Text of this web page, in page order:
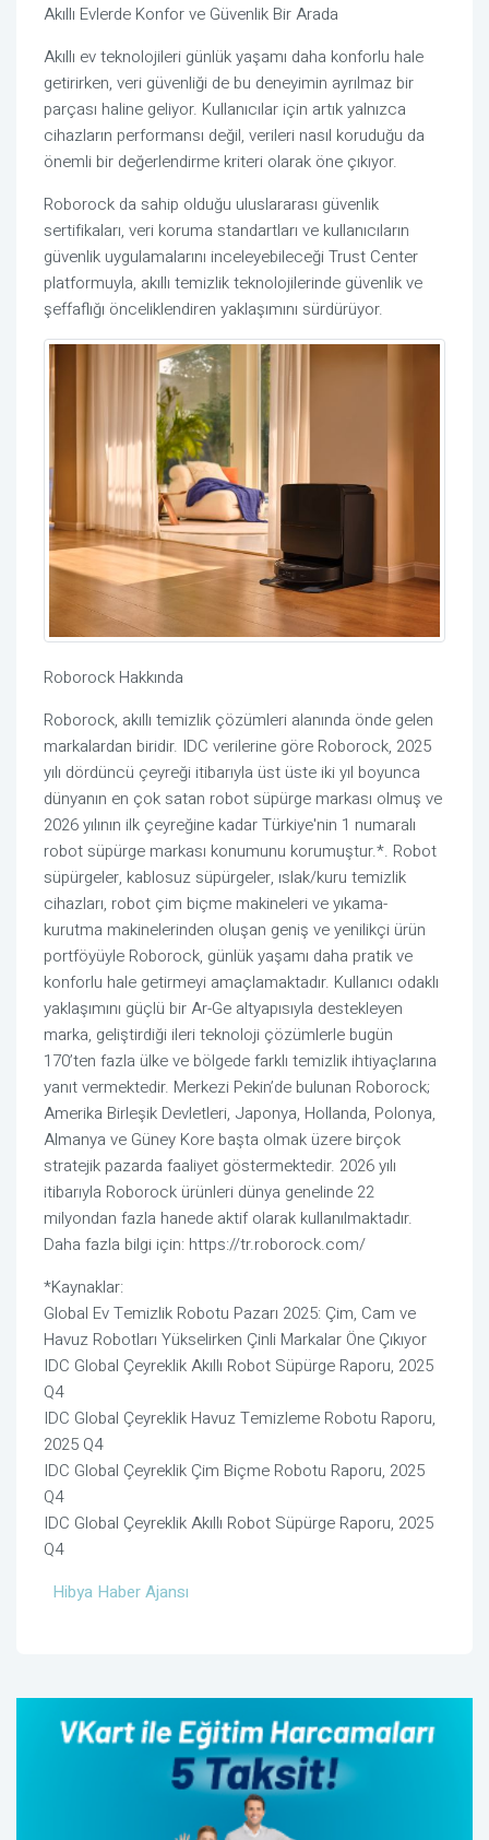
Akıllı Evlerde Konfor ve Güvenlik Bir Arada
Akıllı ev teknolojileri günlük yaşamı daha konforlu hale
getirirken, veri güvenliği de bu deneyimin ayrılmaz bir
parçası haline geliyor. Kullanıcılar için artık yalnızca
cihazların performansı değil, verileri nasıl koruduğu da
önemli bir değerlendirme kriteri olarak öne çıkıyor.
Roborock da sahip olduğu uluslararası güvenlik
sertifikaları, veri koruma standartları ve kullanıcıların
güvenlik uygulamalarını inceleyebileceği Trust Center
platformuyla, akıllı temizlik teknolojilerinde güvenlik ve
şeffaflığı önceliklendiren yaklaşımını sürdürüyor.
Roborock Hakkında
Roborock, akıllı temizlik çözümleri alanında önde gelen
markalardan biridir. IDC verilerine göre Roborock, 2025
yılı dördüncü çeyreği itibarıyla üst üste iki yıl boyunca
dünyanın en çok satan robot süpürge markası olmuş ve
2026 yılının ilk çeyreğine kadar Türkiye'nin 1 numaralı
robot süpürge markası konumunu korumuştur.*. Robot
süpürgeler, kablosuz süpürgeler, ıslak/kuru temizlik
cihazları, robot çim biçme makineleri ve yıkama-
kurutma makinelerinden oluşan geniş ve yenilikçi ürün
portföyüyle Roborock, günlük yaşamı daha pratik ve
konforlu hale getirmeyi amaçlamaktadır. Kullanıcı odaklı
yaklaşımını güçlü bir Ar-Ge altyapısıyla destekleyen
marka, geliştirdiği ileri teknoloji çözümlerle bugün
170’ten fazla ülke ve bölgede farklı temizlik ihtiyaçlarına
yanıt vermektedir. Merkezi Pekin’de bulunan Roborock;
Amerika Birleşik Devletleri, Japonya, Hollanda, Polonya,
Almanya ve Güney Kore başta olmak üzere birçok
stratejik pazarda faaliyet göstermektedir. 2026 yılı
itibarıyla Roborock ürünleri dünya genelinde 22
milyondan fazla hanede aktif olarak kullanılmaktadır.
Daha fazla bilgi için: https://tr.roborock.com/
*Kaynaklar:
Global Ev Temizlik Robotu Pazarı 2025: Çim, Cam ve
Havuz Robotları Yükselirken Çinli Markalar Öne Çıkıyor
IDC Global Çeyreklik Akıllı Robot Süpürge Raporu, 2025
Q4
IDC Global Çeyreklik Havuz Temizleme Robotu Raporu,
2025 Q4
IDC Global Çeyreklik Çim Biçme Robotu Raporu, 2025
Q4
IDC Global Çeyreklik Akıllı Robot Süpürge Raporu, 2025
Q4
Hibya Haber Ajansı